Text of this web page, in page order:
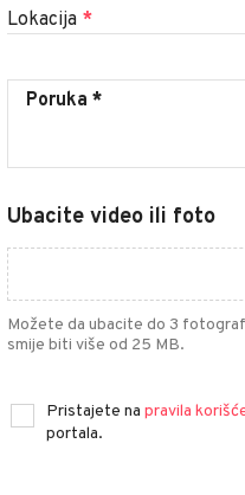
Lokacija *
Ubacite video ili foto
Možete da ubacite do 3
smije biti više od 25 MB.
Pristajete na pravila
portala.